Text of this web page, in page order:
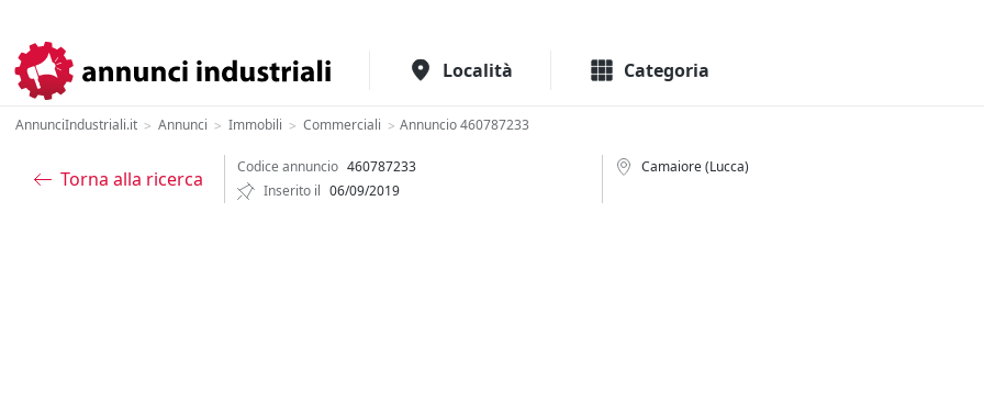
Località Categoria
AnnunciIndustriali.it > Annunci > Immobili > Commerciali > Annuncio 460787233
Torna alla ricerca
Codice annuncio 460787233
Inserito il 06/09/2019
Camaiore (Lucca)